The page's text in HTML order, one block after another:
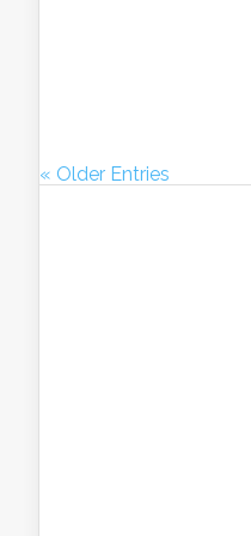
« Older Entries